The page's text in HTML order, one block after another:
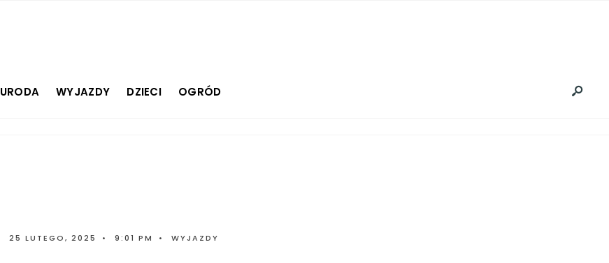
URODA WYJAZDY DZIECI OGRÓD
25 LUTEGO, 2025 • 9:01 PM • WYJAZDY